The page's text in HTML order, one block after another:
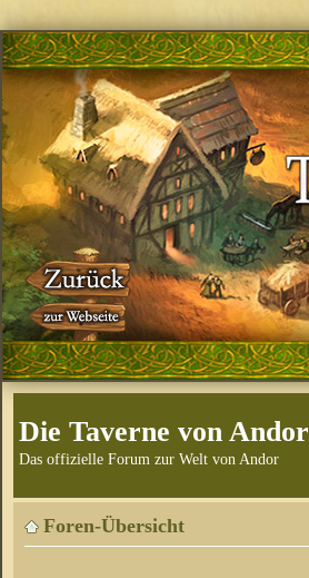
Die Taverne von Andor
Das offizielle Forum zur Welt von Andor
Foren-Übersicht